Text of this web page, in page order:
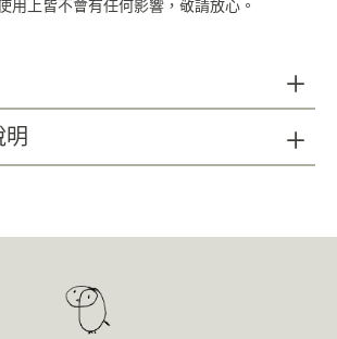
用上皆不會有任何影響，敬請放心。
請以海綿、精緻瓷器專用刷具及不具顆粒磨
洗劑，延長使用年限；無法以洗碗機清洗。
質如需清潔，請以柔軟乾布擦拭。
隨著時間表面有可能產生自然痕跡，增添作